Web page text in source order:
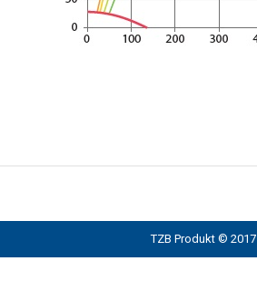
TZB Produkt © 2017